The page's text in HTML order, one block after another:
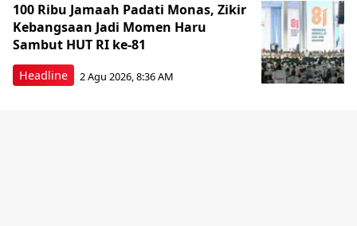
Headline
100 Ribu Jamaah Padati Monas, Zikir
Kebangsaan Jadi Momen Haru
Sambut HUT RI ke-81
2 Agu 2026, 8:36 AM